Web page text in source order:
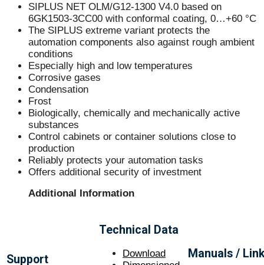
SIPLUS NET OLM/G12-1300 V4.0 based on
6GK1503-3CC00 with conformal coating, 0…+60 °C
The SIPLUS extreme variant protects the
automation components also against rough ambient
conditions
Especially high and low temperatures
Corrosive gases
Condensation
Frost
Biologically, chemically and mechanically active
substances
Control cabinets or container solutions close to
production
Reliably protects your automation tasks
Offers additional security of investment
Additional Information
Support
Technical Data
Download
Manuals /